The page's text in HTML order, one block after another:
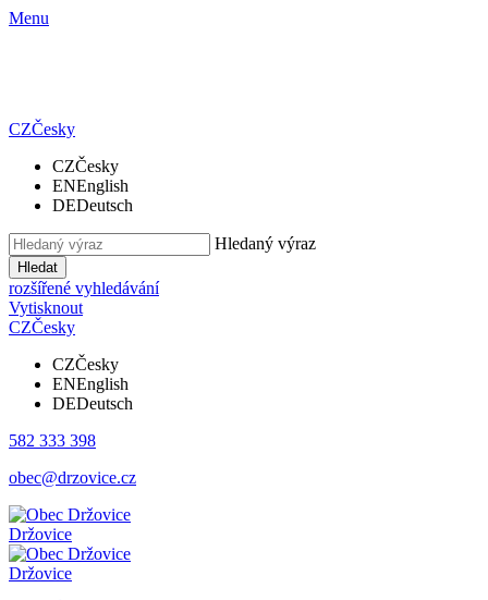
Menu
CZČesky
CZČesky
ENEnglish
DEDeutsch
Hledaný výraz
Hledat
rozšířené vyhledávání
Vytisknout
CZČesky
CZČesky
ENEnglish
DEDeutsch
582 333 398
obec@drzovice.cz
Držovice
Držovice